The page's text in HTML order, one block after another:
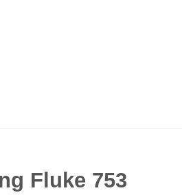
Fluke 753